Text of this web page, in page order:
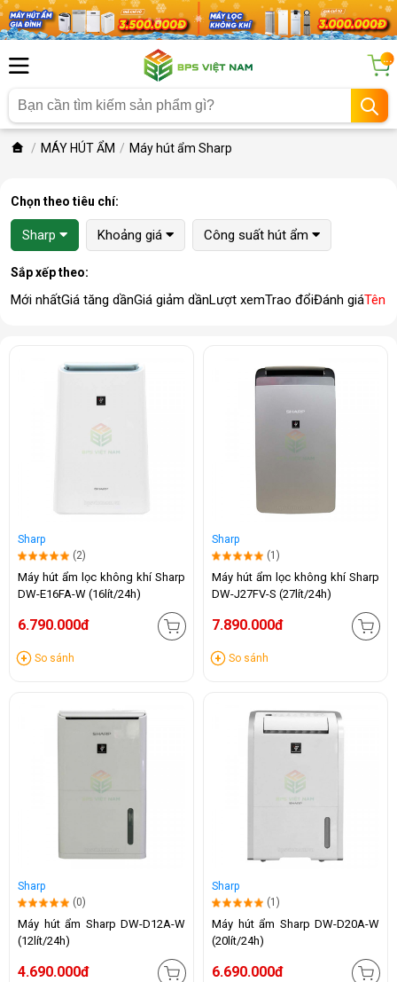
...
MÁY HÚT ẨM Máy hút ẩm Sharp
Chọn theo tiêu chí:
Sharp Khoảng giá Công suất hút ẩm
Sắp xếp theo:
Mới nhấtGiá tăng dầnGiá giảm dầnLượt xemTrao đổiĐánh giáTên
Sharp
(2)
Máy hút ẩm lọc không khí Sharp
DW-E16FA-W (16lít/24h)
6.790.000đ
So sánh
Sharp
(1)
Máy hút ẩm lọc không khí Sharp
DW-J27FV-S (27lít/24h)
7.890.000đ
So sánh
Sharp
(0)
Máy hút ẩm Sharp DW-D12A-W
(12lít/24h)
4.690.000đ
Sharp
(1)
Máy hút ẩm Sharp DW-D20A-W
(20lít/24h)
6.690.000đ